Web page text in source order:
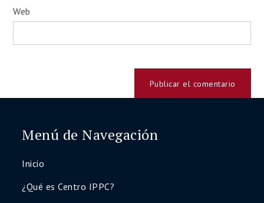
Web
Menú de Navegación
Inicio
¿Qué es Centro IPPC?